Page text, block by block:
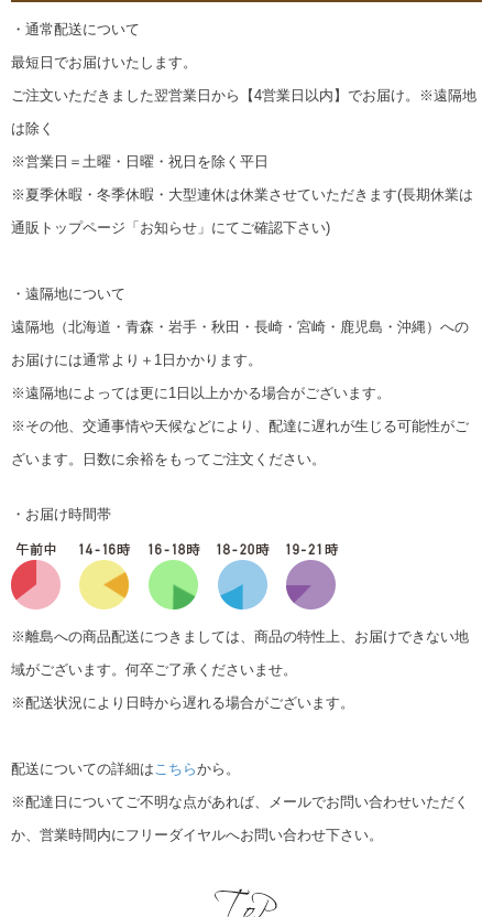
・通常配送について
最短日でお届けいたします。
ご注文いただきました翌営業日から【4営業日以内】でお届け。※遠隔地
は除く
※営業日＝土曜・日曜・祝日を除く平日
※夏季休暇・冬季休暇・大型連休は休業させていただきます(長期休業は
通販トップページ「お知らせ」にてご確認下さい)
・遠隔地について
遠隔地（北海道・青森・岩手・秋田・長崎・宮崎・鹿児島・沖縄）への
お届けには通常より＋1日かかります。
※遠隔地によっては更に1日以上かかる場合がございます。
※その他、交通事情や天候などにより、配達に遅れが生じる可能性がご
ざいます。日数に余裕をもってご注文ください。
・お届け時間帯
※離島への商品配送につきましては、商品の特性上、お届けできない地
域がございます。何卒ご了承くださいませ。
※配送状況により日時から遅れる場合がございます。
配送についての詳細は こちらから。
※配達日についてご不明な点があれば、メールでお問い合わせいただく
か、営業時間内にフリーダイヤルへお問い合わせ下さい。